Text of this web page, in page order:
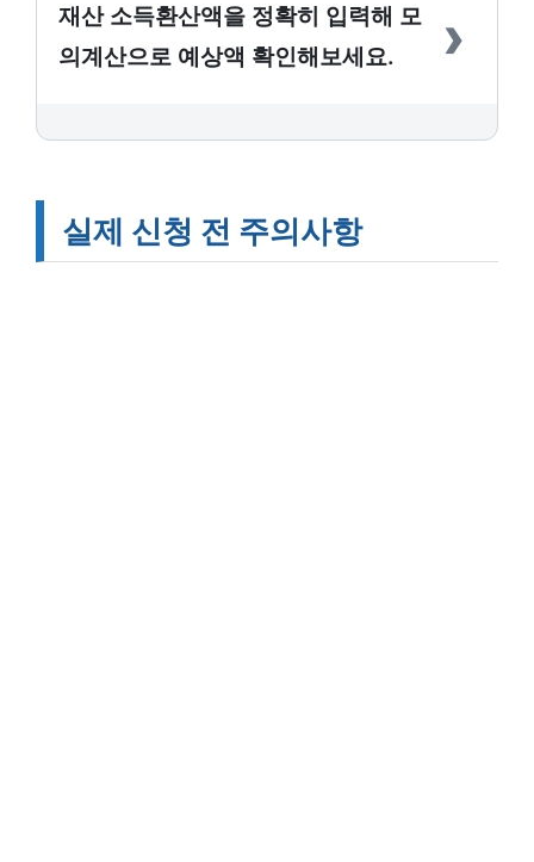
재산 소득환산액을 정확히 입력해 모
의계산으로 예상액 확인해보세요.
›
실제 신청 전 주의사항